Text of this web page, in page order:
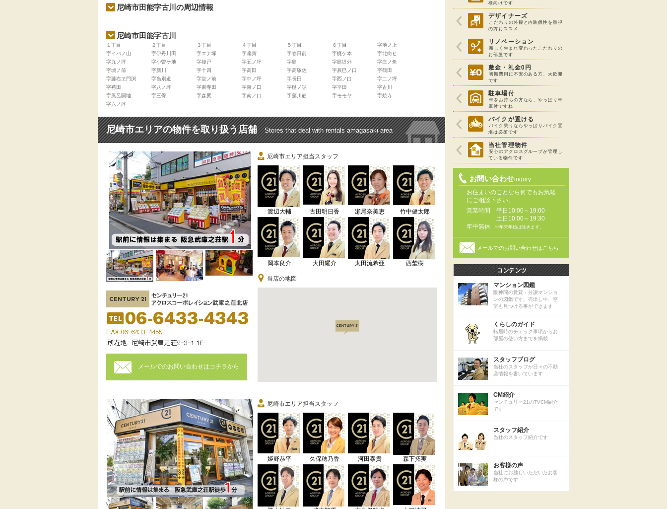
尼崎市田能字古川の周辺情報
尼崎市田能字古川
１丁目 ２丁目 ３丁目 ４丁目 ５丁目 ６丁目
字池ノ上
字イバノ山
字伊丹川田 字エナ塚 字扇寅 字春日前 字梶ケ本
字北向ヒ
字九ノ坪
字小曽ケ池 字後戸 字五ノ坪 字島 字島堤外
字庄ノ角
字城ノ前
字新川 字十四 字高田 字高塚佐 字辰巳ノ口
字鶴田
字藤右ヱ門渕
字当別道 字堂ノ前 字中ノ坪 字長田 字西ノ口
字二ノ坪
字袴田
字八ノ坪 字東寺田 字東ノ口 字樋ノ詰 字平田
字古川
字風呂開地
字三保 字森尻 字南ノ口 字藻川筋 字モモヤ
字焼寺
字六ノ坪
尼崎市エリアの物件を取り扱う店舗 Stores that deal with rentals amagasaki area
メールでのお問い合わせはコチラから
尼崎市エリア担当スタッフ
渡辺大輔 古田明日香 瀬尾奈美恵 竹中健太郎
岡本良介 大田耀介 太田流希亜 西埜樹
当店の地図
尼崎市エリア担当スタッフ
姫野恭平 久保穂乃香 河田泰貴 森下拓実
様向けです
デザイナーズ
こだわりの外観と内装個性を重視
の方おススメ
リノベーション
新しく生まれ変わったこだわりの
お部屋です
敷金・礼金0円
初期費用に不安のある方、大歓迎
です
駐車場付
車をお持ちの方なら、やっぱり車
庫付ですね
バイクが置ける
バイク乗りならやっぱりバイク置
場は必須です
当社管理物件
安心のアクロスグループが管理し
ている物件です
お問い合わせinqury
お住まいのことなら何でもお気軽
にご相談下さい。
営業時間
平日10:00～19:00
土日10:00～19:30
年中無休
※年末年始は除きます。
メールでのお問い合わせはこちら
マンション図鑑
阪神間の賃貸・分譲マンショ
ンの図鑑です。売出し中、空
室も見つける事ができます
くらしのガイド
転居時のチェック事項からお
部屋の使い方までを掲載
スタッフブログ
当社のスタッフが日々の不動
産情報を書いています
CM紹介
センチュリー21のTVCM紹介
です
スタッフ紹介
当社のスタッフ紹介です
お客様の声
当社にお越しいただいたお客
様の声です